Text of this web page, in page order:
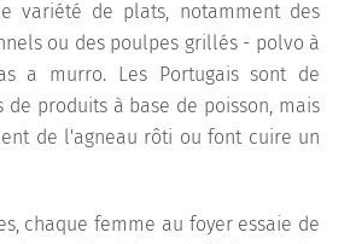
variété de plats, notamment des
ou des poulpes grillés - polvo à
a murro. Les Portugais sont de
de produits à base de poisson, mais
de l'agneau rôti ou font cuire un
chaque femme au foyer essaie de